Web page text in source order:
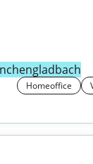
Homeoffice